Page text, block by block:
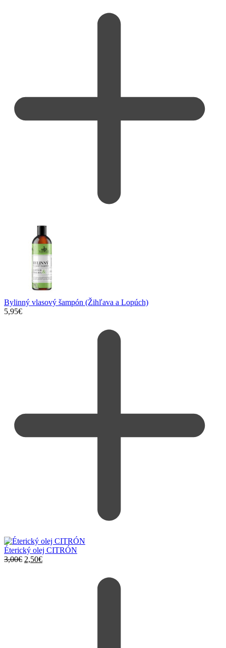
Bylinný vlasový šampón (Žihľava a Lopúch)
5,95€
Éterický olej CITRÓN
3,00€ Pôvodná
2,50€Aktuálna